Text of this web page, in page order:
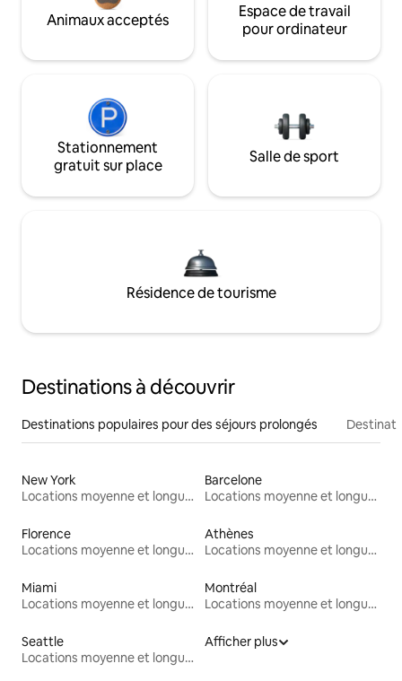
Animaux acceptés
Espace de travail
pour ordinateur
Stationnement
gratuit sur place
Salle de sport
Résidence de tourisme
Destinations à découvrir
Destinations populaires pour des séjours prolongés
New York
Locations moyenne et longue durée
Barcelone
Locations moyenne et longue durée
Florence
Locations moyenne et longue durée
Athènes
Locations moyenne et longue durée
Miami
Locations moyenne et longue durée
Montréal
Locations moyenne et longue durée
Seattle
Locations moyenne et longue durée
Afficher plus